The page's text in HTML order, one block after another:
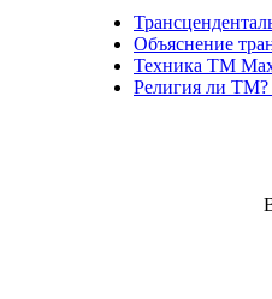
Объяснение
Техника ТМ
Религия ли